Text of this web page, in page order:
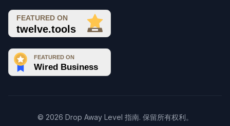
© 2026 Drop Away Level 指南. 保留所有权利。